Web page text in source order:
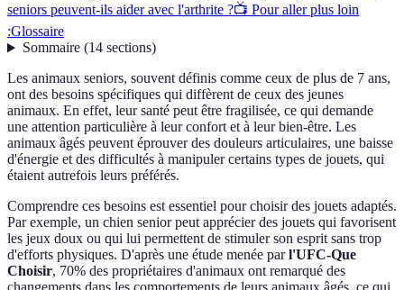
seniors peuvent-ils aider avec l'arthrite ?📺 Pour aller plus loin
:Glossaire
Sommaire(14 sections)
Les animaux seniors, souvent définis comme ceux de plus de 7 ans,
ont des besoins spécifiques qui diffèrent de ceux des jeunes
animaux. En effet, leur santé peut être fragilisée, ce qui demande
une attention particulière à leur confort et à leur bien-être. Les
animaux âgés peuvent éprouver des douleurs articulaires, une baisse
d'énergie et des difficultés à manipuler certains types de jouets, qui
étaient autrefois leurs préférés.
Comprendre ces besoins est essentiel pour choisir des jouets adaptés.
Par exemple, un chien senior peut apprécier des jouets qui favorisent
les jeux doux ou qui lui permettent de stimuler son esprit sans trop
d'efforts physiques. D'après une étude menée parl'UFC-Que
Choisir, 70% des propriétaires d'animaux ont remarqué des